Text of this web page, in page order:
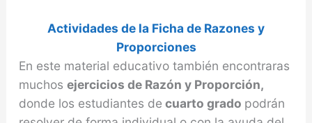
Actividades de la Ficha de Razones y
Proporciones
En este material educativo también encontraras
muchos ejercicios de Razón y Proporción,
donde los estudiantes de cuarto grado podrán